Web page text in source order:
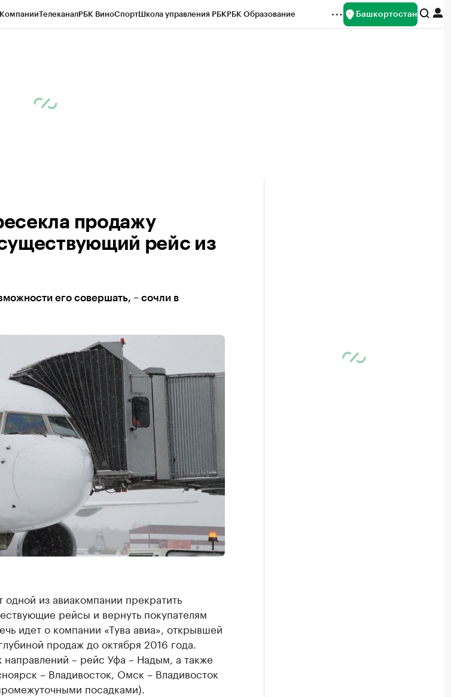
ТелеканалРБК ВиноСпортШкола управления РБКРБК Образование Башкортостан
продажу
рейс из
его совершать, – сочли в
одной из авиакомпании прекратить
рейсы и вернуть покупателям
идет о компании «Тува авиа», открывшей
продаж до октября 2016 года.
– рейс Уфа – Надым, а также
– Владивосток, Омск – Владивосток
посадками).